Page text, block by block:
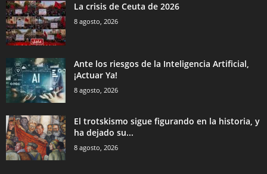
La crisis de Ceuta de 2026
8 agosto, 2026
Ante los riesgos de la Inteligencia Artificial,
¡Actuar Ya!
8 agosto, 2026
El trotskismo sigue figurando en la historia, y
ha dejado su...
8 agosto, 2026